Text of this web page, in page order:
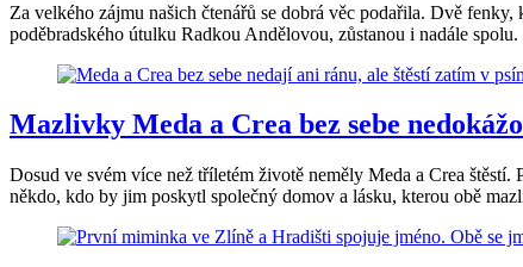
Za velkého zájmu našich čtenářů se dobrá věc podařila. Dvě
poděbradského útulku Radkou Andělovou, zůstanou i nadále spolu.
Mazlivky Meda a Crea bez sebe
Dosud ve svém více než tříletém životě neměly Meda a Crea
někdo, kdo by jim poskytl společný domov a lásku, kterou obě